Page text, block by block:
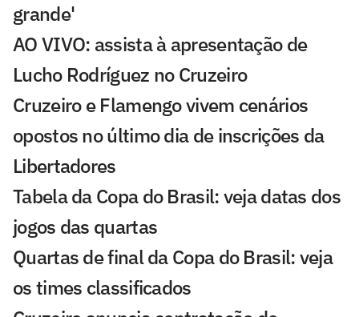
grande'
AO VIVO: assista à apresentação de
Lucho Rodríguez no Cruzeiro
Cruzeiro e Flamengo vivem cenários
opostos no último dia de inscrições da
Libertadores
Tabela da Copa do Brasil: veja datas dos
jogos das quartas
Quartas de final da Copa do Brasil: veja
os times classificados